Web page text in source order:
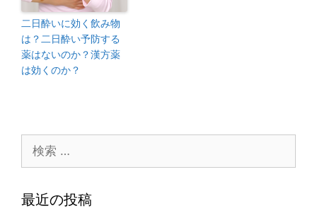
二日酔いに効く飲み物
は？二日酔い予防する
薬はないのか？漢方薬
は効くのか？
最近の投稿